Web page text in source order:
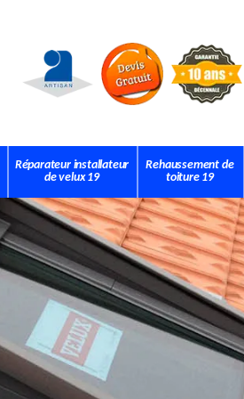
Réparateur installateur
de velux 19
Rehaussement de
toiture 19